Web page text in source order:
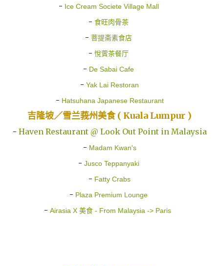
- Ice Cream Societe Village Mall
- 食旺肉骨茶
- 菩提斋素食店
- 悅薲茶餐厅
- De Sabai Cafe
- Yak Lai Restoran
- Hatsuhana Japanese Restaurant
吉隆坡／雪兰莪州美食 ( Kuala Lumpur )
- Haven Restaurant @ Look Out Point in Malaysia
- Madam Kwan's
- Jusco Teppanyaki
- Fatty Crabs
- Plaza Premium Lounge
- Airasia X 美食 - From Malaysia -> Paris